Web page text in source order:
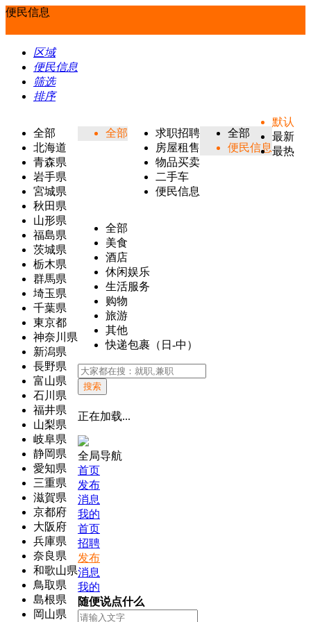
便民信息
区域
便民信息
筛选
排序
全部
北海道
青森県
岩手県
宮城県
秋田県
山形県
福島県
茨城県
栃木県
群馬県
埼玉県
千葉県
東京都
神奈川県
新潟県
長野県
富山県
石川県
福井県
山梨県
岐阜県
静岡県
愛知県
三重県
滋賀県
京都府
大阪府
兵庫県
奈良県
和歌山県
鳥取県
島根県
岡山県
全部
求职招聘
房屋租售
物品买卖
二手车
便民信息
全部
便民信息
全部
美食
酒店
休闲娱乐
生活服务
购物
旅游
其他
快递包裹（日-中）
默认
最新
最热
搜索
正在加载...
全局导航
首页
发布
消息
我的
首页
招聘
发布
消息
我的
随便说点什么